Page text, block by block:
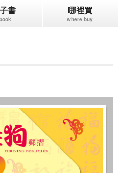
書 哪裡買